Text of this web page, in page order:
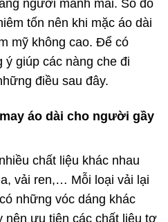
người mảnh mai. Số đo
tốn nên khi mặc áo dài
mỹ không cao. Để có
giúp các nàng che đi
điều sau đây.
áo dài cho người gầy
chất liệu khác nhau
vải ren,… Mỗi loại vải lại
những vóc dáng khác
ưu tiên các chất liệu tơ